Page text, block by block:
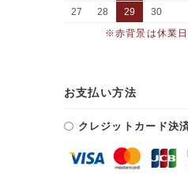
27
28 29
30
※赤背景は休業
お支払い方法
クレジットカード決